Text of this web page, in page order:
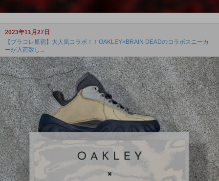
2023年11月27日
【ブラコレ原宿】大人気コラボ！！OAKLEY×BRAIN DEADのコラボスニーカ
ーが入荷致し...